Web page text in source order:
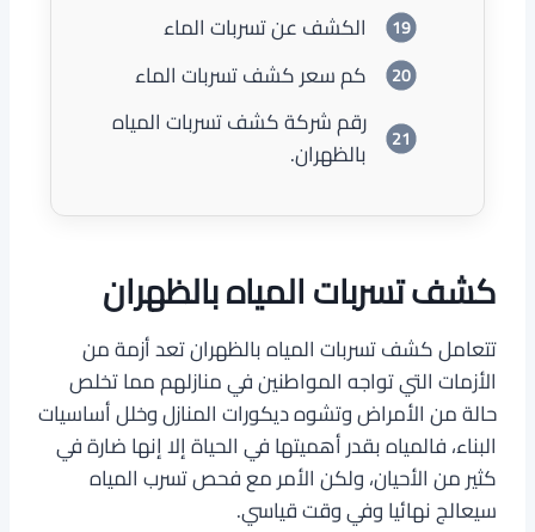
الكشف عن تسربات الماء
كم سعر كشف تسربات الماء
رقم شركة كشف تسربات المياه
بالظهران.
كشف تسربات المياه بالظهران
تتعامل كشف تسربات المياه بالظهران تعد أزمة من
الأزمات التي تواجه المواطنين في منازلهم مما تخلص
حالة من الأمراض وتشوه ديكورات المنازل وخلل أساسيات
البناء، فالمياه بقدر أهميتها في الحياة إلا إنها ضارة في
كثير من الأحيان، ولكن الأمر مع فحص تسرب المياه
سيعالج نهائيا وفي وقت قياسي.